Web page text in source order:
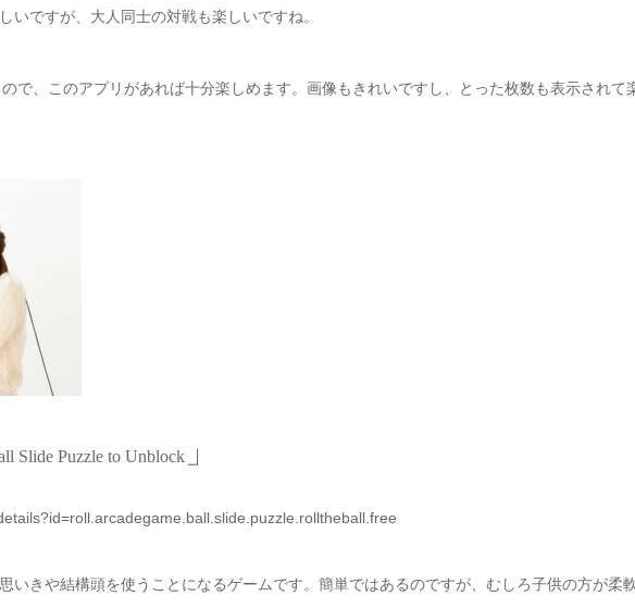
いですが、大人同士の対戦も楽しいですね。
で、このアプリがあれば十分楽しめます。画像もきれいですし、とった枚数も表示されて
Slide Puzzle to Unblock 」
いきや結構頭を使うことになるゲームです。簡単ではあるのですが、むしろ子供の方が柔